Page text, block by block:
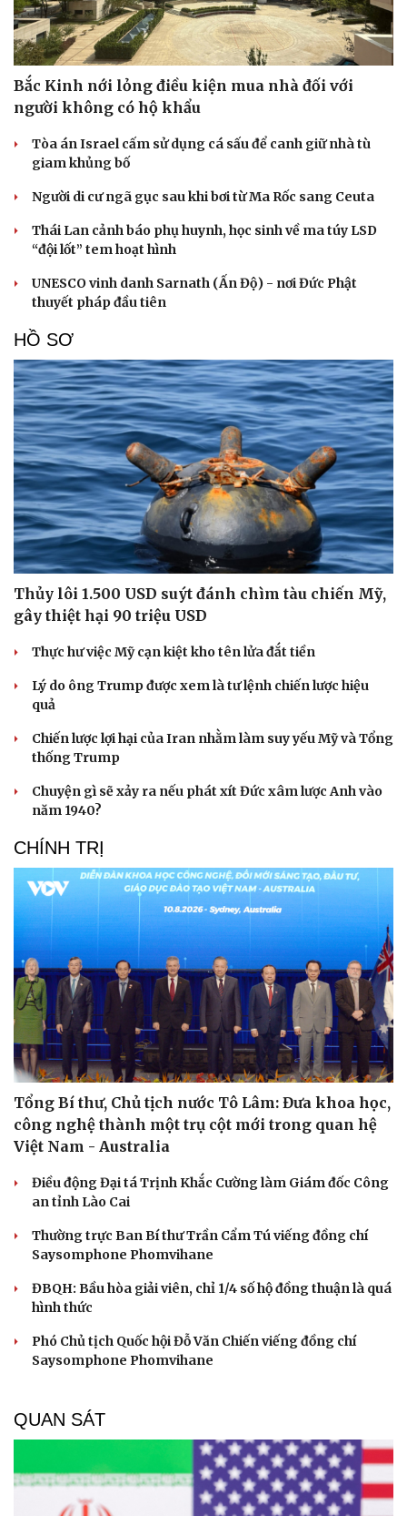
Cải chính
Bắc Kinh nới lỏng điều kiện mua nhà đối với
người không có hộ khẩu
Tòa án Israel cấm sử dụng cá sấu để canh giữ nhà tù
giam khủng bố
Người di cư ngã gục sau khi bơi từ Ma Rốc sang Ceuta
Thái Lan cảnh báo phụ huynh, học sinh về ma túy LSD
“đội lốt” tem hoạt hình
UNESCO vinh danh Sarnath (Ấn Độ) - nơi Đức Phật
thuyết pháp đầu tiên
HỒ SƠ
Thủy lôi 1.500 USD suýt đánh chìm tàu chiến Mỹ,
gây thiệt hại 90 triệu USD
Thực hư việc Mỹ cạn kiệt kho tên lửa đắt tiền
Lý do ông Trump được xem là tư lệnh chiến lược hiệu
quả
Chiến lược lợi hại của Iran nhằm làm suy yếu Mỹ và Tổng
thống Trump
Chuyện gì sẽ xảy ra nếu phát xít Đức xâm lược Anh vào
năm 1940?
CHÍNH TRỊ
Tổng Bí thư, Chủ tịch nước Tô Lâm: Đưa khoa học,
công nghệ thành một trụ cột mới trong quan hệ
Việt Nam - Australia
Điều động Đại tá Trịnh Khắc Cường làm Giám đốc Công
an tỉnh Lào Cai
Thường trực Ban Bí thư Trần Cẩm Tú viếng đồng chí
Saysomphone Phomvihane
ĐBQH: Bầu hòa giải viên, chỉ 1/4 số hộ đồng thuận là quá
hình thức
Phó Chủ tịch Quốc hội Đỗ Văn Chiến viếng đồng chí
Saysomphone Phomvihane
QUAN SÁT